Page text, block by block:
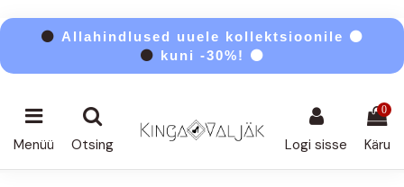
⚫ Allahindlused uuele kollektsioonile ⚫
⚫ kuni -30%! ⚫
Menüü Otsing Logi sisse
0
Käru